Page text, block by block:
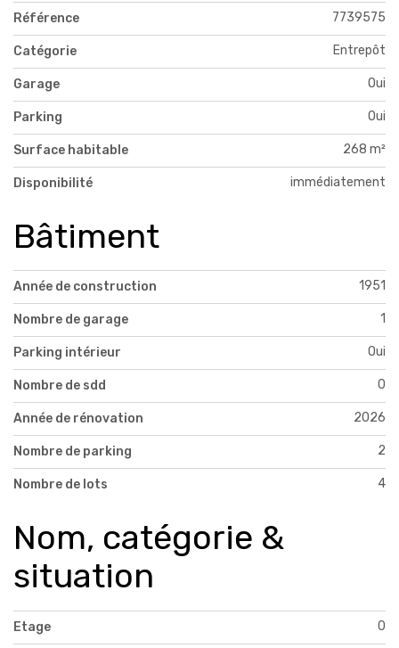
Référence 7739575
Catégorie Entrepôt
Garage Oui
Parking Oui
Surface habitable 268 m²
Disponibilité immédiatement
Bâtiment
Année de construction 1951
Nombre de garage 1
Parking intérieur Oui
Nombre de sdd 0
Année de rénovation 2026
Nombre de parking 2
Nombre de lots 4
Nom, catégorie &
situation
Etage 0